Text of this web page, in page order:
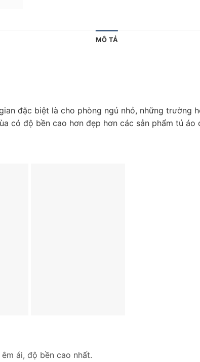
MÔ TẢ
đặc biệt là cho phòng ngủ nhỏ, những trường
có độ bền cao hơn đẹp hơn các sản phẩm tủ áo
ái, độ bền cao nhất.